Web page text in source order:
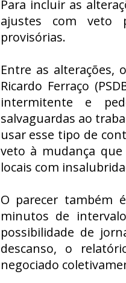
Para incluir as
ajustes com veto
provisórias.
Entre as alterações,
Ricardo Ferraço
intermitente e
salvaguardas ao
usar esse tipo de
veto à mudança
locais com
O parecer também
minutos de
possibilidade de
descanso, o
negociado